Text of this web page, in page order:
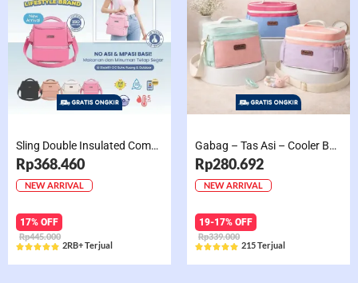
Sling Double Insulated Compartment Cappucino Black, Creamy, Salem, Chocolate
Rp368.460
NEW ARRIVAL
17% OFF
Rp445.000
Rated
2RB+ Terjual
Gabag – Tas Asi – Cooler Bag Sling Single Compartment Mint Grape Bubble
Rp280.692
NEW ARRIVAL
19-17% OFF
Rp339.000
Rated
215 Terjual